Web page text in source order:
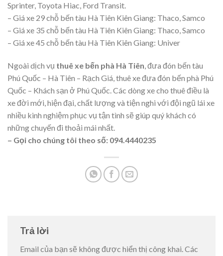
Sprinter, Toyota Hiac, Ford Transit.
– Giá xe 29 chỗ bến tàu Hà Tiên Kiên Giang: Thaco, Samco
– Giá xe 35 chỗ bến tàu Hà Tiên Kiên Giang: Thaco, Samco
– Giá xe 45 chỗ bến tàu Hà Tiên Kiên Giang: Univer
Ngoài dịch vụ thuê xe bến phà Hà Tiên, đưa đón bến tàu
Phú Quốc – Hà Tiên – Rạch Giá, thuê xe đưa đón bến phà Phú
Quốc – Khách sạn ở Phú Quốc. Các dòng xe cho thuê điều là
xe đời mới, hiện đại, chất lượng và tiện nghi với đội ngũ lái xe
nhiều kinh nghiệm phục vụ tận tình sẽ giúp quý khách có
những chuyến đi thoải mái nhất.
– Gọi cho chúng tôi theo số: 094.4440235
Trả lời
Email của bạn sẽ không được hiển thị công khai.Các